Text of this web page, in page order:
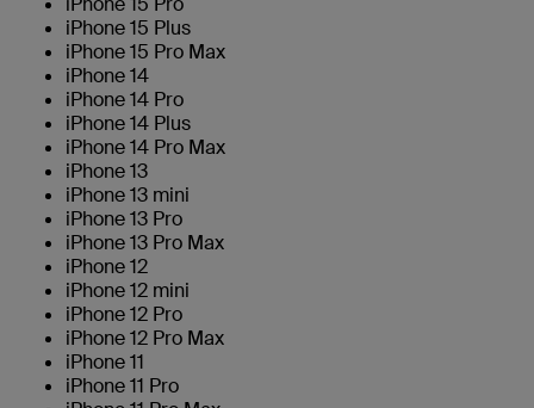
iPhone 15 Plus
iPhone 15 Pro Max
iPhone 14
iPhone 14 Pro
iPhone 14 Plus
iPhone 14 Pro Max
iPhone 13
iPhone 13 mini
iPhone 13 Pro
iPhone 13 Pro Max
iPhone 12
iPhone 12 mini
iPhone 12 Pro
iPhone 12 Pro Max
iPhone 11
iPhone 11 Pro